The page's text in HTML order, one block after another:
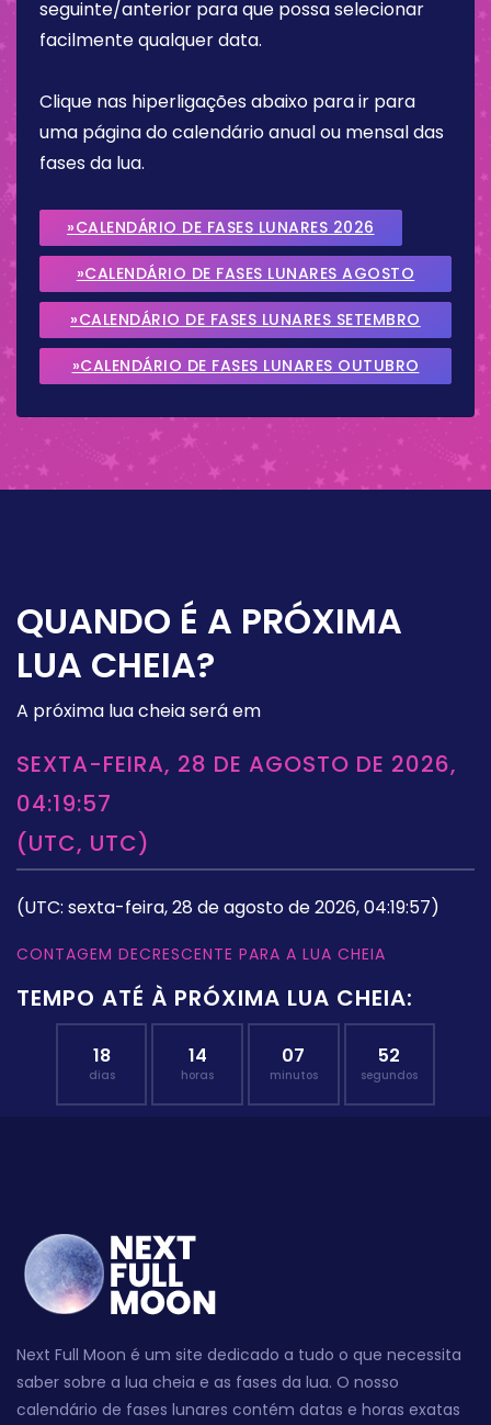
seguinte/anterior para que possa selecionar
facilmente qualquer data.
Clique nas hiperligações abaixo para ir para
uma página do calendário anual ou mensal das
fases da lua.
»CALENDÁRIO DE FASES LUNARES 2026
»CALENDÁRIO DE FASES LUNARES AGOSTO
2026
»CALENDÁRIO DE FASES LUNARES SETEMBRO
2026
»CALENDÁRIO DE FASES LUNARES OUTUBRO
QUANDO É A PRÓXIMA
LUA CHEIA?
A próxima lua cheia será em
SEXTA-FEIRA, 28 DE AGOSTO DE 2026,
04:19:57
(UTC, UTC)
(UTC: sexta-feira, 28 de agosto de 2026, 04:19:57)
CONTAGEM DECRESCENTE PARA A LUA CHEIA
TEMPO ATÉ À PRÓXIMA LUA CHEIA:
18
dias
14
horas
07
minutos
51
segundos
Next Full Moon é um site dedicado a tudo o que necessita
saber sobre a lua cheia e as fases da lua. O nosso
calendário de fases lunares contém datas e horas exatas